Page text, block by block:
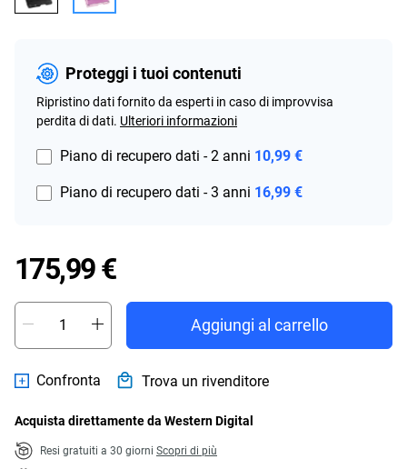
Proteggi i tuoi contenuti
Ripristino dati fornito da esperti in caso di improvvisa
perdita di dati. Ulteriori informazioni
Piano di recupero dati - 2 anni 10,99 €
Piano di recupero dati - 3 anni 16,99 €
175,99 €Price 175,99 €
Aggiungi al carrello
Confronta Trova un rivenditore
Acquista direttamente da Western Digital
Resi gratuiti a 30 giorni Scopri di più